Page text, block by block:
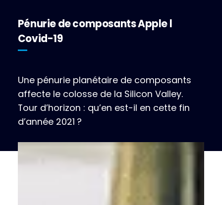
Pénurie de composants Apple l
Covid-19
Une pénurie planétaire de composants
affecte le colosse de la Silicon Valley.
Tour d’horizon : qu’en est-il en cette fin
d’année 2021 ?